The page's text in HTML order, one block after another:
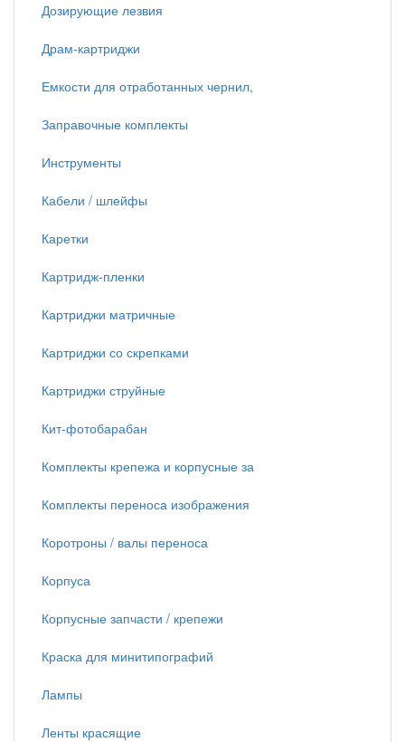
Дозирующие лезвия
Драм-картриджи
Емкости для отработанных чернил,
Заправочные комплекты
Инструменты
Кабели / шлейфы
Каретки
Картридж-пленки
Картриджи матричные
Картриджи со скрепками
Картриджи струйные
Кит-фотобарабан
Комплекты крепежа и корпусные за
Комплекты переноса изображения
Коротроны / валы переноса
Корпуса
Корпусные запчасти / крепежи
Краска для минитипографий
Лампы
Ленты красящие